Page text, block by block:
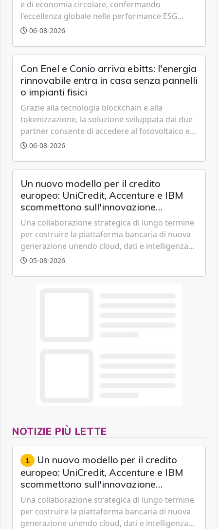
e di economia circolare, confermando
l'eccellenza globale nelle performance ESG
grazie a innovazione, accessibilità e governance
06-08-2026
Con Enel e Conio arriva ebitts: l'energia
rinnovabile entra in casa senza pannelli
o impianti fisici
Grazie alla tecnologia blockchain e alla
tokenizzazione, la soluzione sviluppata dai due
partner consente di accedere al fotovoltaico e
all'eolico ottenendo risparmi diretti in bolletta,
06-08-2026
Un nuovo modello per il credito
europeo: UniCredit, Accenture e IBM
scommettono sull'innovazione
tecnologica
Una collaborazione strategica di lungo termine
per costruire la piattaforma bancaria di nuova
generazione unendo cloud, dati e intelligenza
artificiale.
05-08-2026
NOTIZIE PIÙ LETTE
1 Un nuovo modello per il credito
europeo: UniCredit, Accenture e IBM
scommettono sull'innovazione
tecnologica
Una collaborazione strategica di lungo termine
per costruire la piattaforma bancaria di nuova
generazione unendo cloud, dati e intelligenza